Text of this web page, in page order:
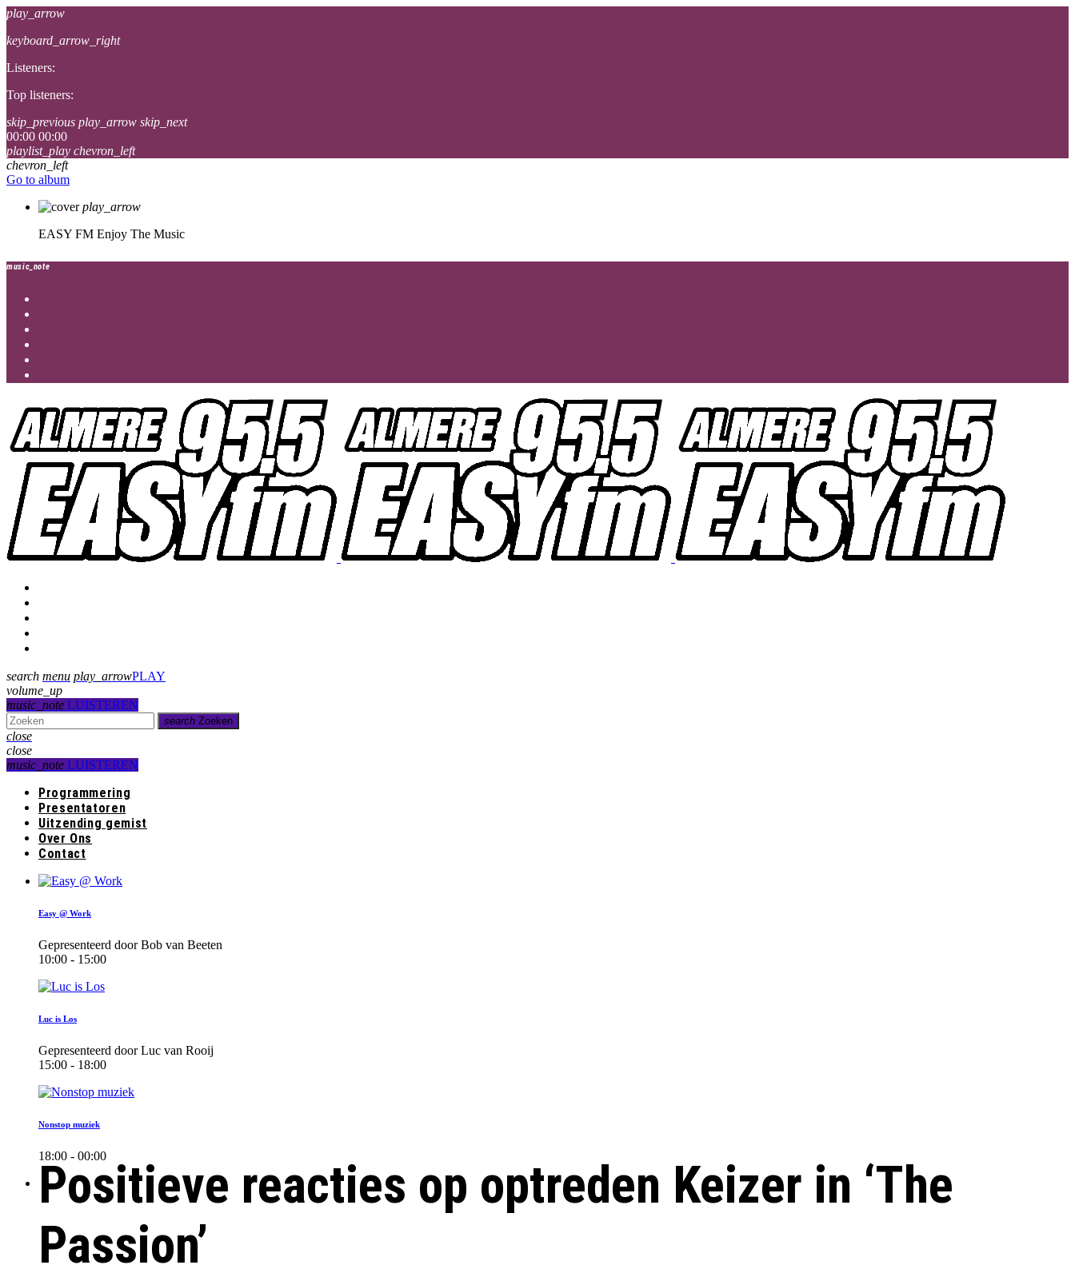
play_arrow
keyboard_arrow_right
Listeners:
Top listeners:
skip_previous play_arrow skip_next
00:00 00:00
playlist_play chevron_left
chevron_left
Go to album
play_arrow
EASY FM Enjoy The Music
music_note
search menu play_arrowPLAY
volume_up
music_note LUISTEREN
search Zoeken
close
close
music_note LUISTEREN
Programmering
Presentatoren
Uitzending gemist
Over Ons
Contact
Easy @ Work
Gepresenteerd door Bob van Beeten
10:00 - 15:00
Luc is Los
Gepresenteerd door Luc van Rooij
15:00 - 18:00
Nonstop muziek
18:00 - 00:00
Positieve reacties op optreden Keizer in ‘The
Passion’